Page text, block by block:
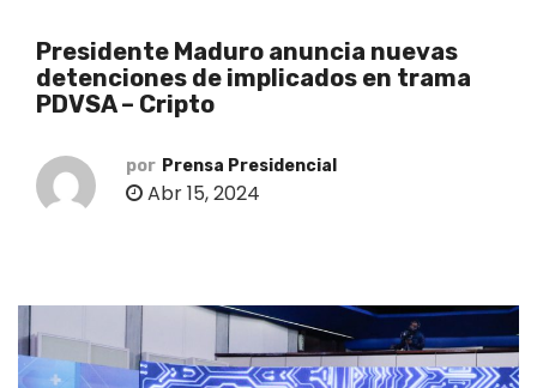
Presidente Maduro anuncia nuevas
detenciones de implicados en trama
PDVSA – Cripto
por Prensa Presidencial
Abr 15, 2024